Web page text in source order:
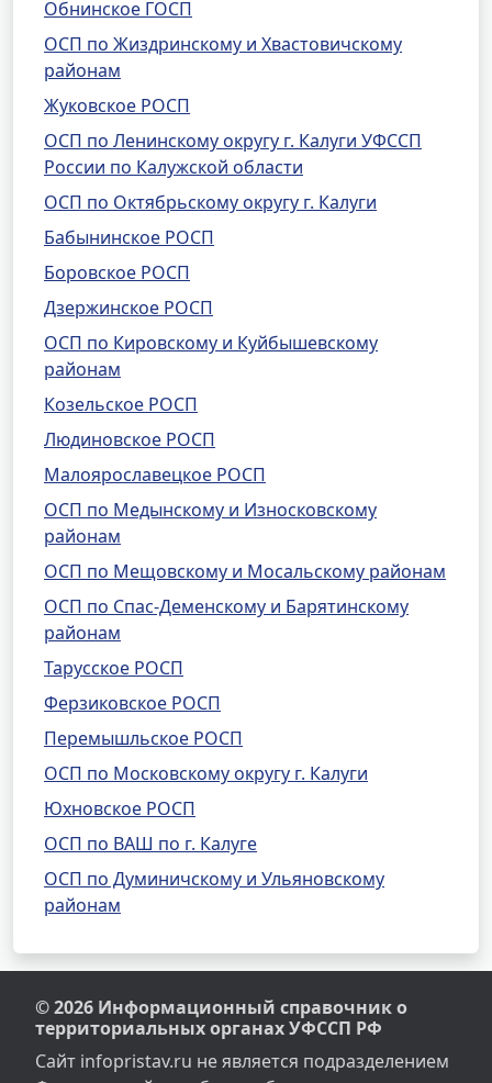
Обнинское ГОСП
ОСП по Жиздринскому и Хвастовичскому
районам
Жуковское РОСП
ОСП по Ленинскому округу г. Калуги УФССП
России по Калужской области
ОСП по Октябрьскому округу г. Калуги
Бабынинское РОСП
Боровское РОСП
Дзержинское РОСП
ОСП по Кировскому и Куйбышевскому
районам
Козельское РОСП
Людиновское РОСП
Малоярославецкое РОСП
ОСП по Медынскому и Износковскому
районам
ОСП по Мещовскому и Мосальскому районам
ОСП по Спас-Деменскому и Барятинскому
районам
Тарусское РОСП
Ферзиковское РОСП
Перемышльское РОСП
ОСП по Московскому округу г. Калуги
Юхновское РОСП
ОСП по ВАШ по г. Калуге
ОСП по Думиничскому и Ульяновскому
районам
© 2026 Информационный справочник о
территориальных органах УФССП РФ
Сайт infopristav.ru не является подразделением